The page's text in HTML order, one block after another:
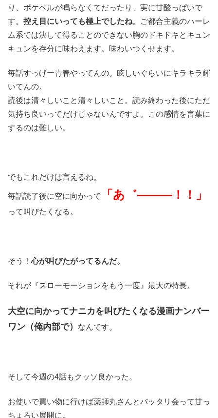
り、ポケベルが鳴らなくてだったり、実に甘酸っぱいで
す。 控え目にいっても極上でしたね。ご都合主義のハーレ
ム系では決して得ることのできない胸のドキドキとキュン
キュンを存分に味わえます。味わいつくせます。
毎話すっげー青春やってんの。眩しいぐらいにキラキラ輝
いてんの。
読後は清々しいこと清々しいこと。読み終わった後にただ
気持ち良いってだけじゃないんですよ。この感情を言葉に
するのは難しい。
でもこれだけは言えるね。
毎話読了後に空に向かって 「あ゛―――！！」
って叫びたくなる。
そう！心が叫びたがってるんだ。
それが『スローモーションをもう一度』最大の特長。
大空に向かってナニカを叫びたくなる漫画ナンバー
ワン（俺内部で）
なんです。
そして今週の4話もクッソ良かった。
お使いで買い物に行けば薬師丸さんとバッタリ会って甘っ
ちょろい展開に。